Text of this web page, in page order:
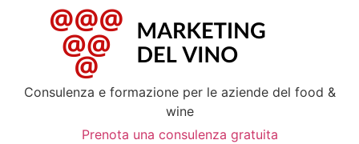
Consulenza e formazione per le aziende del food &
wine
Prenota una consulenza gratuita